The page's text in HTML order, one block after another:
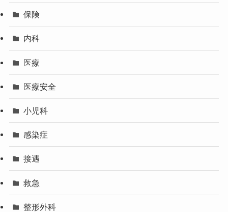
保険
内科
医療
医療安全
小児科
感染症
接遇
救急
整形外科